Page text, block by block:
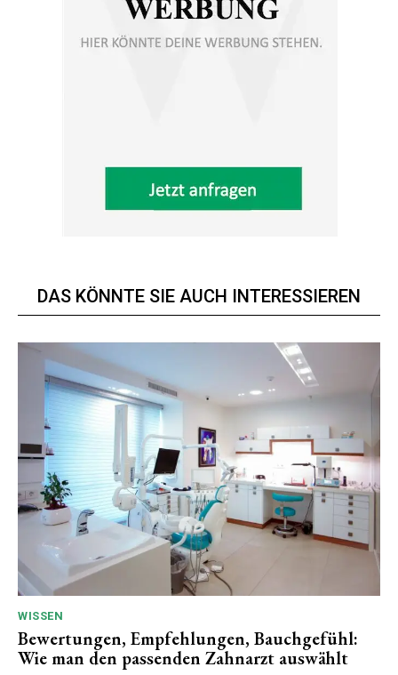
DAS KÖNNTE SIE AUCH INTERESSIEREN
WISSEN
Bewertungen, Empfehlungen, Bauchgefühl:
Wie man den passenden Zahnarzt auswählt